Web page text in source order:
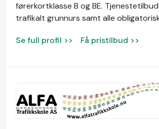
førerkortklasse B og BE.
trafikalt grunnurs samt alle
Se full profil >> Få pristilbud >>